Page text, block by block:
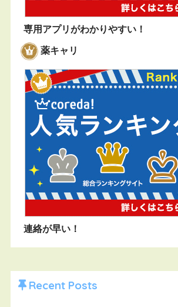
専用アプリがわかりやすい！
薬キャリ
連絡が早い！
Recent Posts